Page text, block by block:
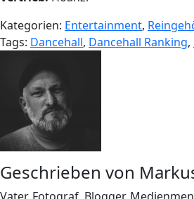
Kategorien: Entertainment,
Tags: Dancehall, Dancehall Ranking,
Geschrieben von